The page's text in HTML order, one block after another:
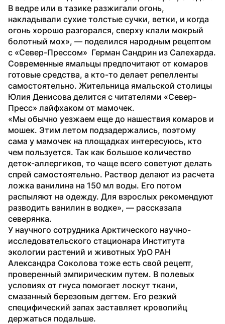
В ведре или в тазике разжигали огонь,
накладывали сухие толстые сучки, ветки, и когда
огонь хорошо разгорался, сверху клали мокрый
болотный мох», — поделился народным рецептом
с «Север-Прессом»  Герман Сандрин из Салехарда.
Современные ямальцы предпочитают от комаров
готовые средства, а кто-то делает репелленты
самостоятельно. Жительница ямальской столицы
Юлия Денисова делится с читателями «Север-
Пресс» лайфхаком от мамочек.
«Мы обычно уезжаем еще до нашествия комаров и
мошек. Этим летом подзадержались, поэтому
сама у мамочек на площадках интересуюсь, кто
чем пользуется. Так как большое количество
деток-аллергиков, то чаще всего советуют делать
спрей самостоятельно. Раствор делают из расчета
ложка ванилина на 150 мл воды. Его потом
распыляют на одежду. Для взрослых рекомендуют
разводить ванилин в водке», — рассказала
северянка.
У научного сотрудника Арктического научно-
исследовательского стационара Института
экологии растений и животных УрО РАН
Александра Соколова тоже есть свой рецепт,
проверенный эмпирическим путем. В полевых
условиях от гнуса помогает лоскут ткани,
смазанный березовым дегтем. Его резкий
специфический запах заставляет кровопийц
держаться подальше.